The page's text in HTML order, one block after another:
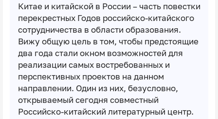
Китае и китайской в России – часть повестки
перекрестных Годов российско-китайского
сотрудничества в области образования.
Вижу общую цель в том, чтобы предстоящие
два года стали окном возможностей для
реализации самых востребованных и
перспективных проектов на данном
направлении. Один из них, безусловно,
открываемый сегодня совместный
Российско-китайский литературный центр.